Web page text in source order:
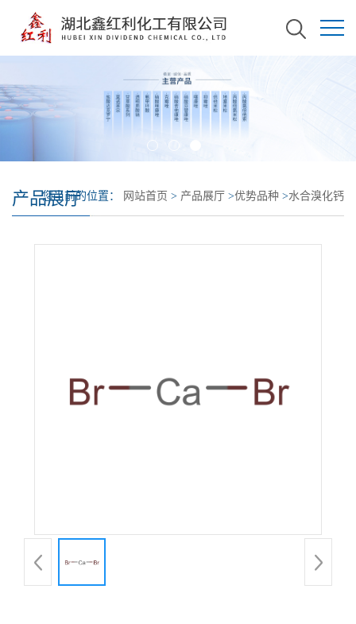
产品展厅
您当前的位置： 网站首页 > 产品展厅 >优势品种 >水合溴化钙